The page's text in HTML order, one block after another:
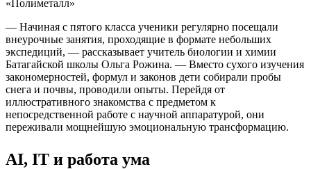
«Полиметалл»
— Начиная с пятого класса ученики регулярно посещали
внеурочные занятия, проходящие в формате небольших
экспедиций, — рассказывает учитель биологии и химии
Батагайской школы Ольга Рожина. — Вместо сухого изучения
закономерностей, формул и законов дети собирали пробы
снега и почвы, проводили опыты. Перейдя от
иллюстративного знакомства с предметом к
непосредственной работе с научной аппаратурой, они
переживали мощнейшую эмоциональную трансформацию.
АI, IT и работа ума